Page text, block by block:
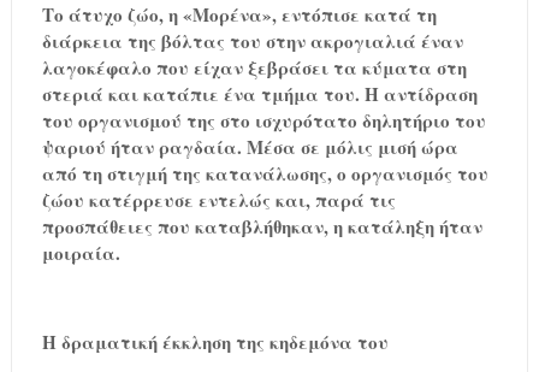
Το άτυχο ζώο, η «Μορένα», εντόπισε κατά τη
διάρκεια της βόλτας του στην ακρογιαλιά έναν
λαγοκέφαλο που είχαν ξεβράσει τα κύματα στη
στεριά και κατάπιε ένα τμήμα του. Η αντίδραση
του οργανισμού της στο ισχυρότατο δηλητήριο του
ψαριού ήταν ραγδαία. Μέσα σε μόλις μισή ώρα
από τη στιγμή της κατανάλωσης, ο οργανισμός του
ζώου κατέρρευσε εντελώς και, παρά τις
προσπάθειες που καταβλήθηκαν, η κατάληξη ήταν
μοιραία.
Η δραματική έκκληση της κηδεμόνα του